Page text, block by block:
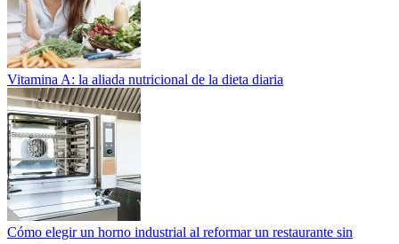
Vitamina A: la aliada nutricional de la dieta diaria
Cómo elegir un horno industrial al reformar un restaurante sin